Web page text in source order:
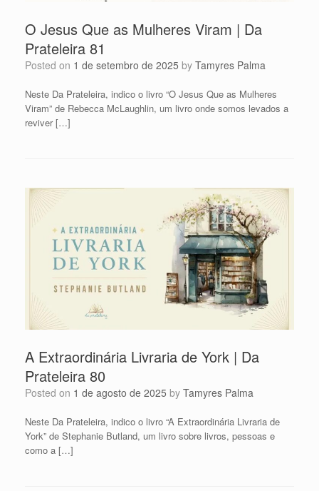
O Jesus Que as Mulheres Viram | Da
Prateleira 81
Posted on 1 de setembro de 2025 by Tamyres Palma
Neste Da Prateleira, indico o livro “O Jesus Que as Mulheres
Viram” de Rebecca McLaughlin, um livro onde somos levados a
reviver […]
A Extraordinária Livraria de York | Da
Prateleira 80
Posted on 1 de agosto de 2025 by Tamyres Palma
Neste Da Prateleira, indico o livro “A Extraordinária Livraria de
York” de Stephanie Butland, um livro sobre livros, pessoas e
como a […]